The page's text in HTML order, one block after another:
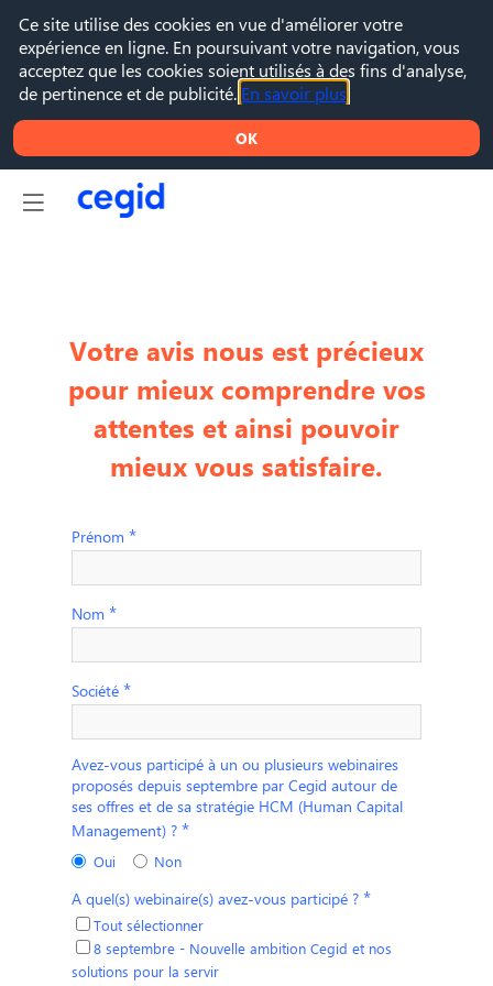
Votre avis nous est précieux
pour mieux comprendre vos
attentes et ainsi pouvoir
mieux vous satisfaire.
Prénom *
Nom *
Société *
Avez-vous participé à un ou plusieurs webinaires
proposés depuis septembre par Cegid autour de
ses offres et de sa stratégie HCM (Human Capital
Management) ? *
Oui Non
A quel(s) webinaire(s) avez-vous participé ? *
Tout sélectionner
8 septembre - Nouvelle ambition Cegid et nos
solutions pour la servir
Ce site utilise des cookies en vue d'améliorer votre
expérience en ligne. En poursuivant votre navigation, vous
acceptez que les cookies soient utilisés à des fins d'analyse,
de pertinence et de publicité. En savoir plus
OK